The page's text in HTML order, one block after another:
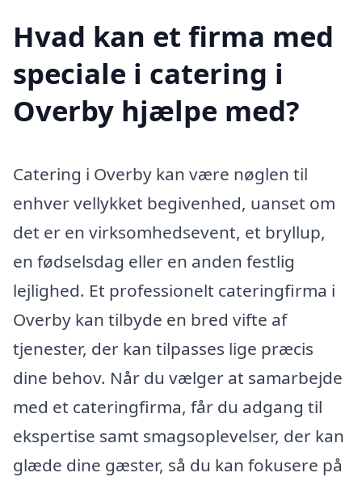
Hvad kan et firma med
speciale i catering i
Overby hjælpe med?
Catering i Overby kan være nøglen til
enhver vellykket begivenhed, uanset om
det er en virksomhedsevent, et bryllup,
en fødselsdag eller en anden festlig
lejlighed. Et professionelt cateringfirma i
Overby kan tilbyde en bred vifte af
tjenester, der kan tilpasses lige præcis
dine behov. Når du vælger at samarbejde
med et cateringfirma, får du adgang til
ekspertise samt smagsoplevelser, der kan
glæde dine gæster, så du kan fokusere på